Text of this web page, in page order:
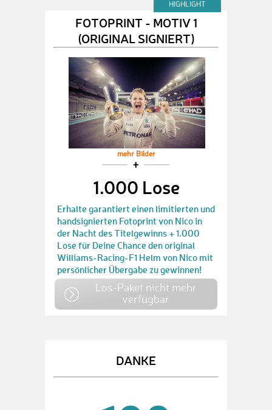
HIGHLIGHT
FOTOPRINT - MOTIV 1
(ORIGINAL SIGNIERT)
mehr Bilder
1.000 Lose
Erhalte garantiert einen limitierten und
handsignierten Fotoprint von Nico in
der Nacht des Titelgewinns + 1.000
Lose für Deine Chance den original
Williams-Racing-F1 Helm von Nico mit
persönlicher Übergabe zu gewinnen!
Los-Paket nicht mehr
verfügbar
DANKE